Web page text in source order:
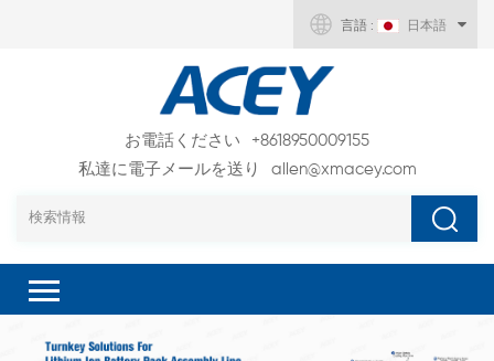
言語 : 日本語
お電話ください
+8618950009155
私達に電子メールを送り
allen@xmacey.com